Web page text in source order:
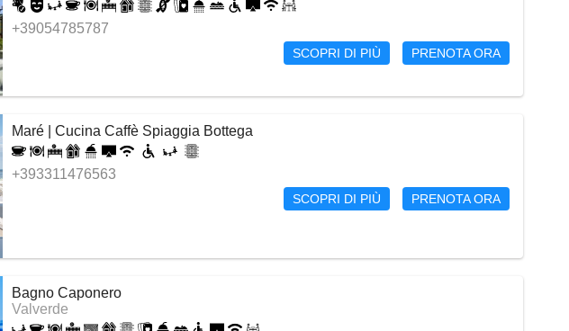
+39054785787
SCOPRI DI PIÙ PRENOTA ORA
Maré | Cucina Caffè Spiaggia Bottega
+393311476563
SCOPRI DI PIÙ PRENOTA ORA
Bagno Caponero
Valverde